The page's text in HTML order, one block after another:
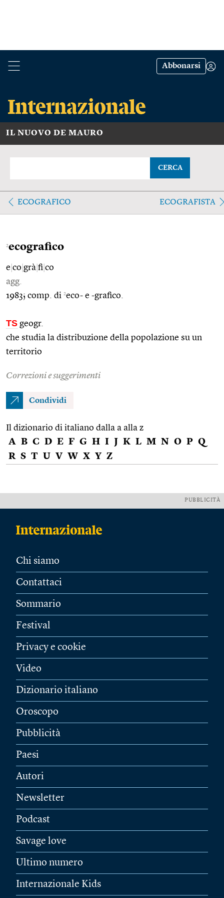
Abbonarsi
IL NUOVO DE MAURO
CERCA
ECOGRAFICO ECOGRAFISTA
2ecografico
e co grà fi co
agg.
1983; comp. di 2eco- e -grafico.
TS geogr.
che studia la distribuzione della popolazione su un
territorio
Correzioni e suggerimenti
Condividi
Il dizionario di italiano dalla a alla z
A B C D E F G H I J K L M N O P Q
R S T U V W X Y Z
PUBBLICITÀ
Chi siamo
Contattaci
Sommario
Festival
Privacy e cookie
Video
Dizionario italiano
Oroscopo
Pubblicità
Paesi
Autori
Newsletter
Podcast
Savage love
Ultimo numero
Internazionale Kids